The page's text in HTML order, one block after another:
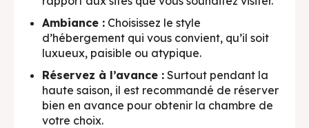
Ambiance : Choisissez le style
d’hébergement qui vous convient, qu’il soit
luxueux, paisible ou atypique.
Réservez à l’avance : Surtout pendant la
haute saison, il est recommandé de réserver
bien en avance pour obtenir la chambre de
votre choix.